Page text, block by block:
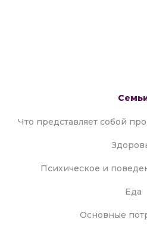
Что представляет собой
Психическое и
Еда
Основные